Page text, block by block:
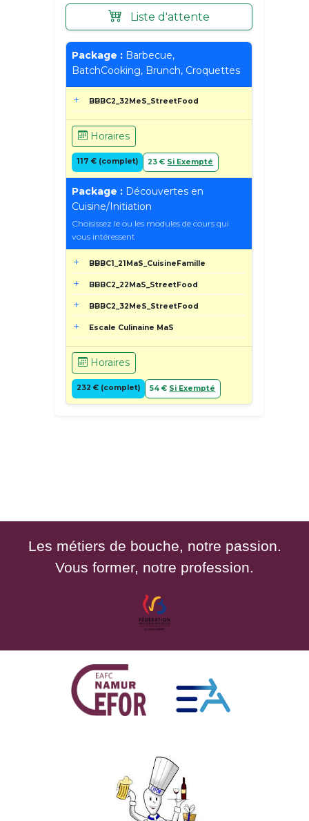
Liste d'attente
Package : Barbecue,
BatchCooking, Brunch, Croquettes
BBBC2_32MeS_StreetFood
Horaires
117 € (complet) 23 € Si Exempté
Package : Découvertes en
Cuisine/Initiation
Choisissez le ou les modules de cours qui
vous intéressent
BBBC1_21MaS_CuisineFamille
BBBC2_22MaS_StreetFood
BBBC2_32MeS_StreetFood
Escale Culinaine MaS
Horaires
232 € (complet) 54 € Si Exempté
Les métiers de bouche, notre passion.
Vous former, notre profession.